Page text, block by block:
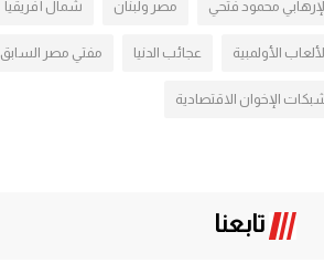
محمود فتحي مصر ولبنان شمال أفريقيا
الأولمبية عجائب الدنيا مفتي مصر السابق
الإخوان الاقتصادية
تابعنا